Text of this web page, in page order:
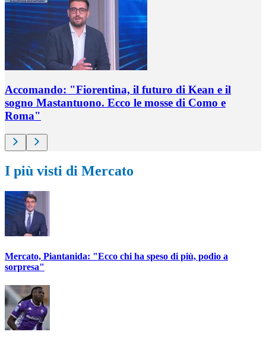
Accomando: "Fiorentina, il futuro di Kean e il
sogno Mastantuono. Ecco le mosse di Como e
Roma"
I più visti di Mercato
Mercato, Piantanida: "Ecco chi ha speso di più, podio a
sorpresa"